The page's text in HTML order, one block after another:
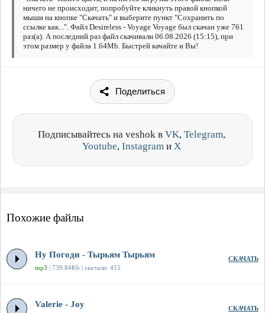
ничего не происходит, попробуйте кликнуть правой кнопкой
мыши на кнопке "Скачать" и выберите пункт "Сохранить по
ссылке как...". Файл Desireless - Voyage Voyage был скачан уже 761
раз(а). А последний раз файл скачивали 06.08.2026 (15:15), при
этом размер у файла 1.64Mb. Быстрей качайте и Вы!
Поделиться
Подписывайтесь на veshok в VK, Telegram,
Youtube, Instagram и X
Похожие файлы
Ну Погоди - Тырьям Тырьям
mp3 | 739.84Kb | скачали: 415
СКАЧАТЬ
Valerie - Joy СКАЧАТЬ